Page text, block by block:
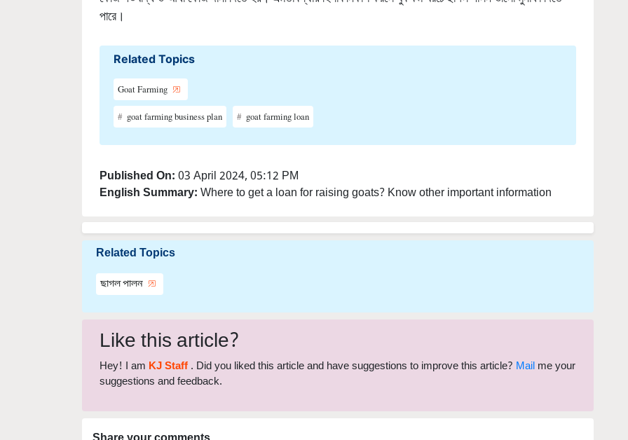
পারে।
Related Topics
Goat Farming
goat farming business plan goat farming loan
Published On: 03 April 2024, 05:12 PM
English Summary: Where to get a loan for raising goats? Know other important information
Related Topics
ছাগল পালন
Like this article?
Hey! I am KJ Staff . Did you liked this article and have suggestions to improve this article? Mail me your
suggestions and feedback.